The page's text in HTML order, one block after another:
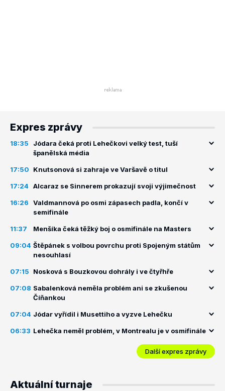
Expres zprávy
18:35
Jódara čeká proti Lehečkovi velký test, tuší
španělská média
17:50 Knutsonová si zahraje ve Varšavě o titul
17:24 Alcaraz se Sinnerem prokazují svoji výjimečnost
16:26
Valdmannová po osmi zápasech padla, končí v
semifinále
11:37 Menšíka čeká těžký boj o osmifinále na Masters
09:04 Štěpánek s volbou povrchu proti Spojeným státům
nesouhlasí
07:15 Nosková s Bouzkovou dohrály i ve čtyřhře
07:08 Sabalenková neměla problém ani se zkušenou
Číňankou
07:04 Jódar vyřídil i Musettiho a vyzve Lehečku
06:33 Lehečka neměl problém, v Montrealu je v osmifinále
Další expres zprávy
Aktuální turnaje